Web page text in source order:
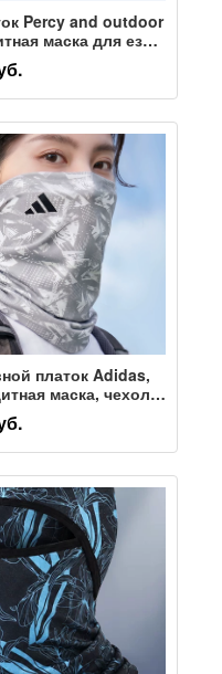
Percy and outdoor
маска для езды
пешего туризма,
защитный
шелка для шеи
платок Adidas,
маска, чехол
альпинизма на
шелковое
женский